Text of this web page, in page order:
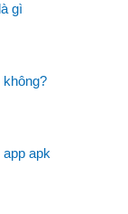
gì
không?
apk